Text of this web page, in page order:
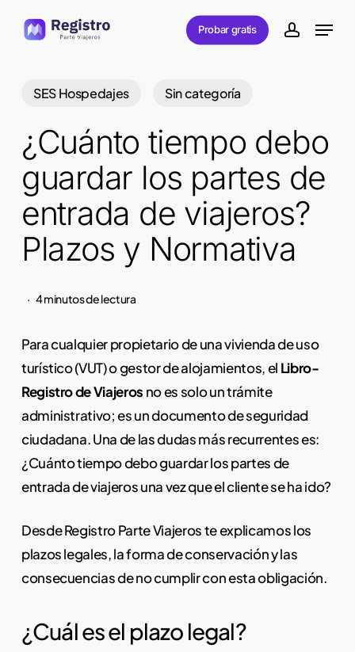
Probar gratis account
Menu
SES Hospedajes Sin categoría
¿Cuánto tiempo debo
guardar los partes de
entrada de viajeros?
Plazos y Normativa
4 minutos de lectura
Para cualquier propietario de una vivienda de uso
turístico (VUT) o gestor de alojamientos, el Libro-
Registro de Viajeros no es solo un trámite
administrativo; es un documento de seguridad
ciudadana. Una de las dudas más recurrentes es:
¿Cuánto tiempo debo guardar los partes de
entrada de viajeros una vez que el cliente se ha ido?
Desde Registro Parte Viajeros te explicamos los
plazos legales, la forma de conservación y las
consecuencias de no cumplir con esta obligación.
¿Cuál es el plazo legal?